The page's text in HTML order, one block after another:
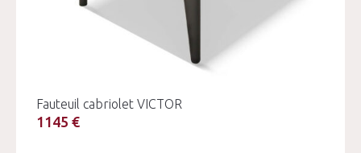
Fauteuil cabriolet VICTOR
1145 €